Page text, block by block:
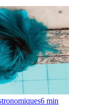
6 min